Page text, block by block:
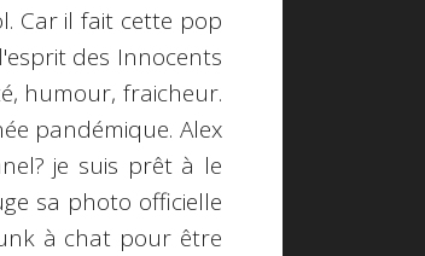
Car il fait cette pop
des Innocents
humour, fraicheur.
pandémique. Alex
je suis prêt à le
sa photo officielle
à chat pour être